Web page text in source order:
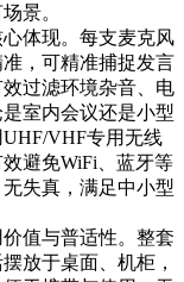
景。
体现。每支麦克风
，可精准捕捉发言
过滤环境杂音、电
室内会议还是小型
VHF专用无线
避免WiFi、蓝牙等
失真，满足中小型
值与普适性。整套
放于桌面、机柜，